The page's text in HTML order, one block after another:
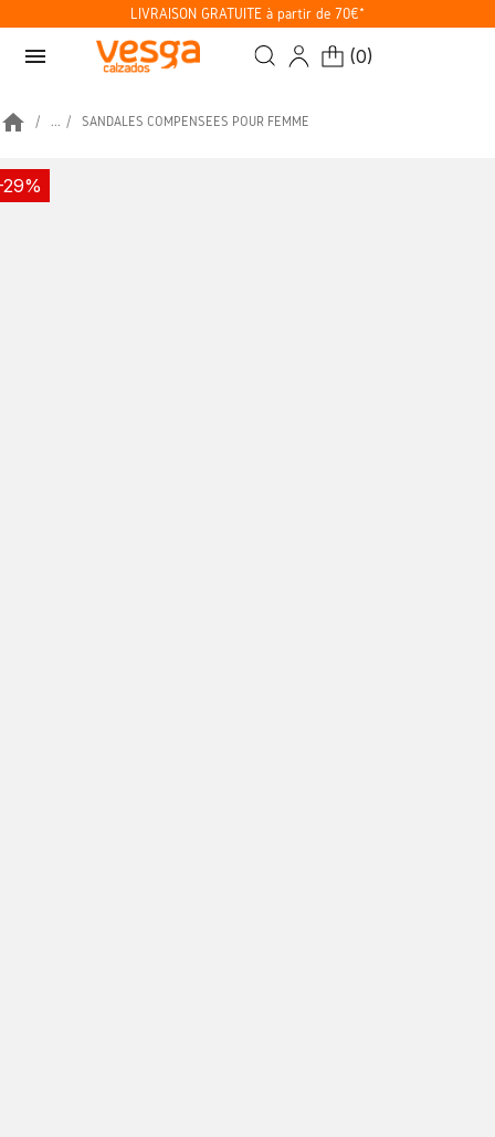
LIVRAISON GRATUITE à partir de 70€*
menu (0)
home ... SANDALES COMPENSÉES POUR FEMME